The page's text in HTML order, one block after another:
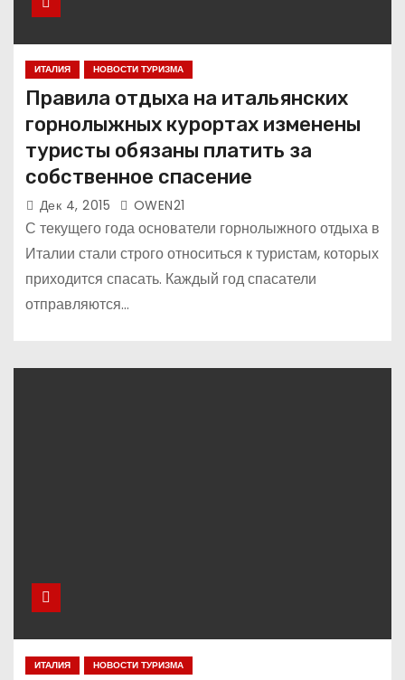
ИТАЛИЯ НОВОСТИ ТУРИЗМА
Правила отдыха на итальянских
горнолыжных курортах изменены
туристы обязаны платить за
собственное спасение
Дек 4, 2015 OWEN21
С текущего года основатели горнолыжного отдыха в
Италии стали строго относиться к туристам, которых
приходится спасать. Каждый год спасатели
отправляются…
ИТАЛИЯ НОВОСТИ ТУРИЗМА